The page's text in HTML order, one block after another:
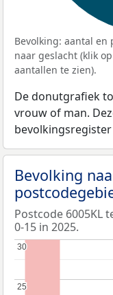
Bevolking: aantal en
naar geslacht (klik
aantallen te zien).
De donutgrafiek
vrouw of man.
Bevolking
Postcode 6005KL
0-15 in 2025.
25
25
30
30